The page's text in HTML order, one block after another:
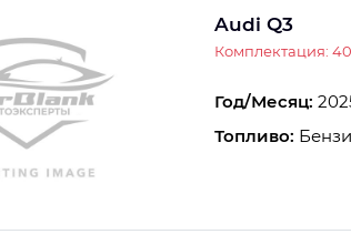
Audi Q3
Комплектация:
Год/Месяц:
Топливо: